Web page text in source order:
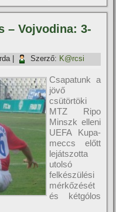
– Vojvodina: 3-
| Szerző: K@rcsi
Csapatunk a
jövő
csütörtöki
MTZ Ripo
Minszk elleni
UEFA Kupa-
meccs előtt
lejátszotta
utolsó
felkészülési
mérkőzését
és kétgólos